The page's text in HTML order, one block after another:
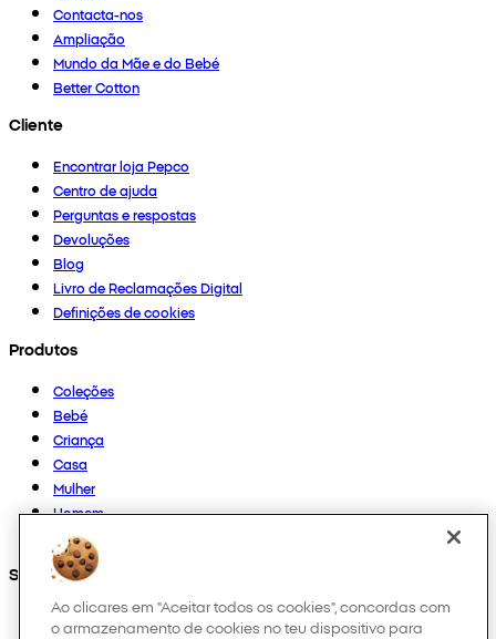
Contacta-nos
Ampliação
Mundo da Mãe e do Bebé
Better Cotton
Cliente
Encontrar loja Pepco
Centro de ajuda
Perguntas e respostas
Devoluções
Blog
Livro de Reclamações Digital
Definições de cookies
Produtos
Coleções
Bebé
Criança
Casa
Mulher
Homem
Outros
Segue-nos em
Ao clicares em "Aceitar todos os cookies", concordas com
o armazenamento de cookies no teu dispositivo para